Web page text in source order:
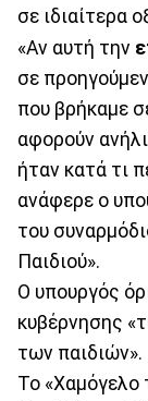
σε ιδιαίτερα
«Αν αυτή την
σε
που βρήκαμε
αφορούν
ήταν κατά τι
ανάφερε ο
του
Παιδιού».
Ο υπουργός
κυβέρνησης
των παιδιών».
Το «Χαμόγελο